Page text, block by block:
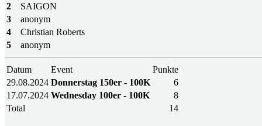
2
SAIGON
3
anonym
4
Christian Roberts
5
anonym
Datum Event
Punkte
29.08.2024 Donnerstag 150er - 100K
6
17.07.2024 Wednesday 100er - 100K
8
Total
14